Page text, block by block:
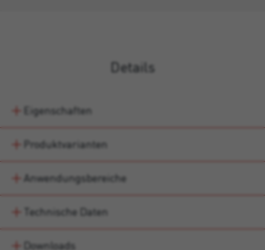
Details
Eigenschaften
Produktvarianten
Anwendungsbereiche
Technische Daten
Downloads